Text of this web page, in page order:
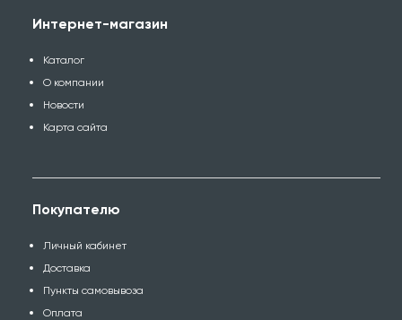
Интернет-магазин
Каталог
О компании
Новости
Карта сайта
Покупателю
Личный кабинет
Доставка
Пункты самовывоза
Оплата